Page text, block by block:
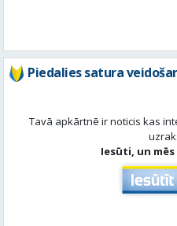
Piedalies satura
Tavā apkārtnē ir noticis kas
Iesūti, un